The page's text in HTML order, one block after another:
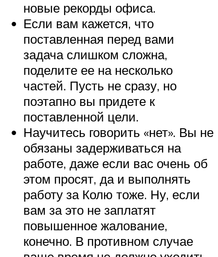
новые рекорды офиса.
Если вам кажется, что
поставленная перед вами
задача слишком сложна,
поделите ее на несколько
частей. Пусть не сразу, но
поэтапно вы придете к
поставленной цели.
Научитесь говорить «нет». Вы не
обязаны задерживаться на
работе, даже если вас очень об
этом просят, да и выполнять
работу за Колю тоже. Ну, если
вам за это не заплатят
повышенное жалование,
конечно. В противном случае